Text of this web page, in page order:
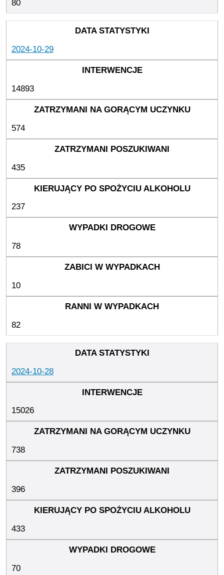
80
2024-10-29
14893
574
435
237
78
10
82
2024-10-28
15026
738
396
433
70